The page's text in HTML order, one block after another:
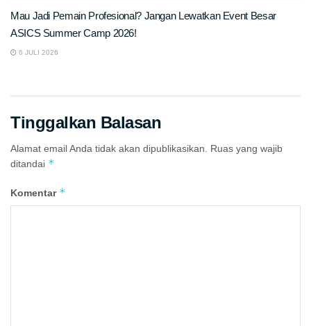
Mau Jadi Pemain Profesional? Jangan Lewatkan Event Besar
ASICS Summer Camp 2026!
6 JULI 2026
Tinggalkan Balasan
Alamat email Anda tidak akan dipublikasikan.
Ruas yang wajib
ditandai *
Komentar *